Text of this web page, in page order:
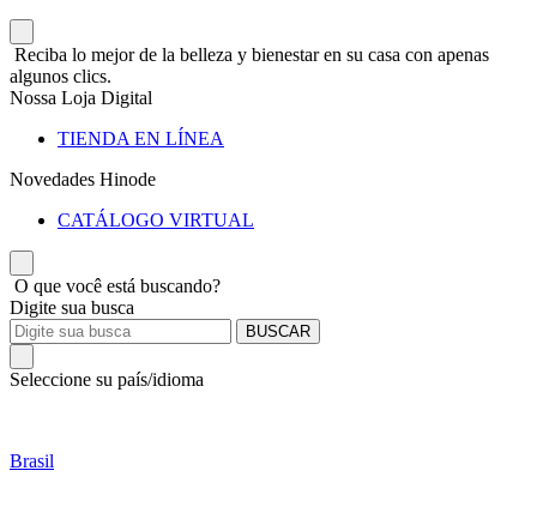
Reciba lo mejor de la belleza y bienestar en su casa con apenas
algunos clics.
Nossa Loja Digital
TIENDA EN LÍNEA
Novedades Hinode
CATÁLOGO VIRTUAL
O que você está buscando?
Digite sua busca
BUSCAR
Seleccione su país/idioma
Brasil